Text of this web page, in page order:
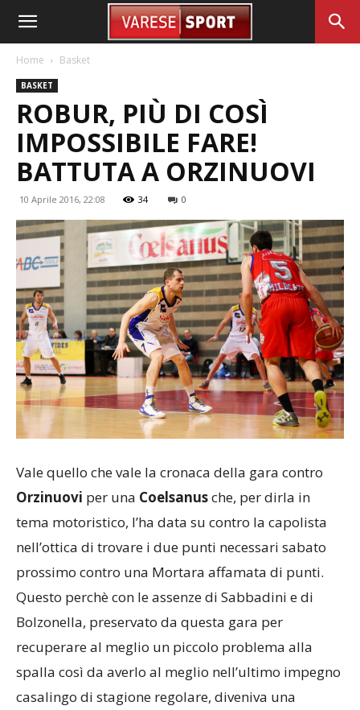
Home Basket
BASKET
ROBUR, PIÙ DI COSÌ
IMPOSSIBILE FARE!
BATTUTA A ORZINUOVI
10 Aprile 2016, 22:08 34 0
Vale quello che vale la cronaca della gara contro
Orzinuovi per una Coelsanusche, per dirla in
tema motoristico, l’ha data su contro la capolista
nell’ottica di trovare i due punti necessari sabato
prossimo contro una Mortara affamata di punti.
Questo perchè con le assenze di Sabbadini e di
Bolzonella, preservato da questa gara per
recuperare al meglio un piccolo problema alla
spalla così da averlo al meglio nell’ultimo impegno
casalingo di stagione regolare, diveniva una